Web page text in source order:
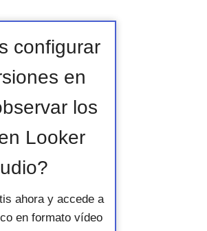
configurar
en
los
Looker
ahora y accede a
en formato vídeo